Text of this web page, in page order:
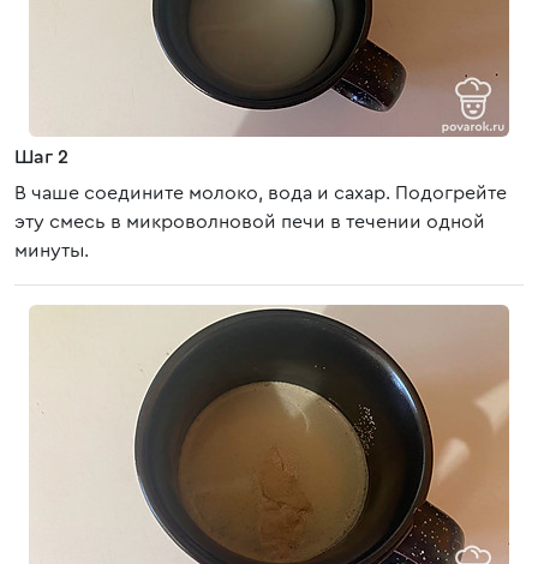
Шаг 2
В чаше соедините молоко, вода и сахар. Подогрейте
эту смесь в микроволновой печи в течении одной
минуты.